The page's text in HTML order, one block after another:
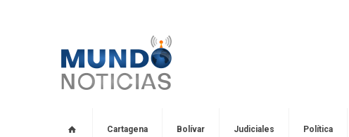
Cartagena Bolívar Judiciales Política